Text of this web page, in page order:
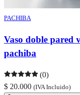
PACHIBA
Vaso doble pared
pachiba
(0)
$ 20.000 (IVA Incluido)